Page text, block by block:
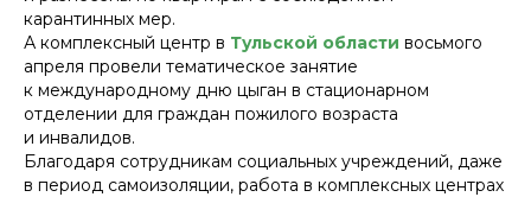
карантинных мер.
А комплексный центр в Тульской области восьмого
апреля провели тематическое занятие
к международному дню цыган в стационарном
отделении для граждан пожилого возраста
и инвалидов.
Благодаря сотрудникам социальных учреждений, даже
в период самоизоляции, работа в комплексных центрах